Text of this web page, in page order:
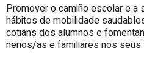
Promover o camiño escolar e a
hábitos de mobilidade
cotiáns dos alumnos e
nenos/as e familiares nos